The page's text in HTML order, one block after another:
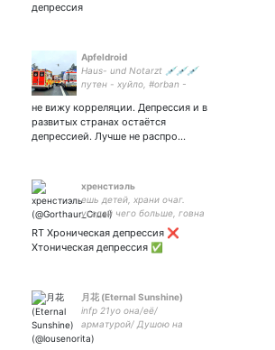
депрессия
Apfeldroid
Haus- und Notarzt 💉💉💉
путен - хуйло, #orban -
Думаю сложно и по-
другому. Матерюсь
#ЯМыМемориал руZкий
не вижу корреляции. Депрессия и в
развитых странах остаётся
депрессией. Лучше не распро…
хренстиэль
ешь детей, храни очаг.
угадай чего больше, говна
RT Хроническая депрессия ❌
Хтоническая депрессия ✅
月花 (Eternal Sunshine)
infp 21yo она/её/
арматурой/ Душою на
природе, а бренным телом